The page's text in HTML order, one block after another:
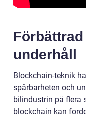
underhåll
Blockchain-teknik
spårbarheten och
bilindustrin på flera
blockchain kan